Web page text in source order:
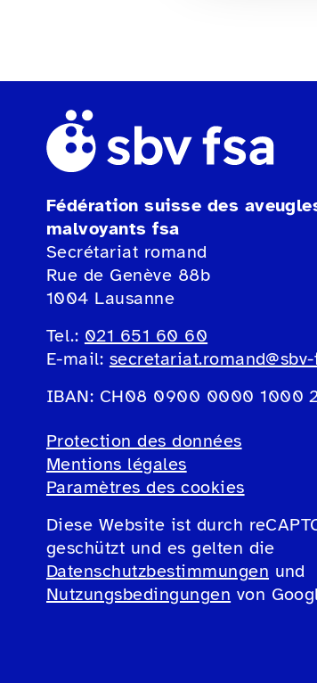
Fédération suisse des
malvoyants fsa
Secrétariat romand
Rue de Genève 88b
1004 Lausanne
Tel.: 021 651 60 60
E-mail:
IBAN: CH08 0900 0000 1000
Protection des données
Mentions légales
Paramètres des cookies
Diese Website ist durch
geschützt und es gelten die
Datenschutzbestimmungen und
Nutzungsbedingungen von